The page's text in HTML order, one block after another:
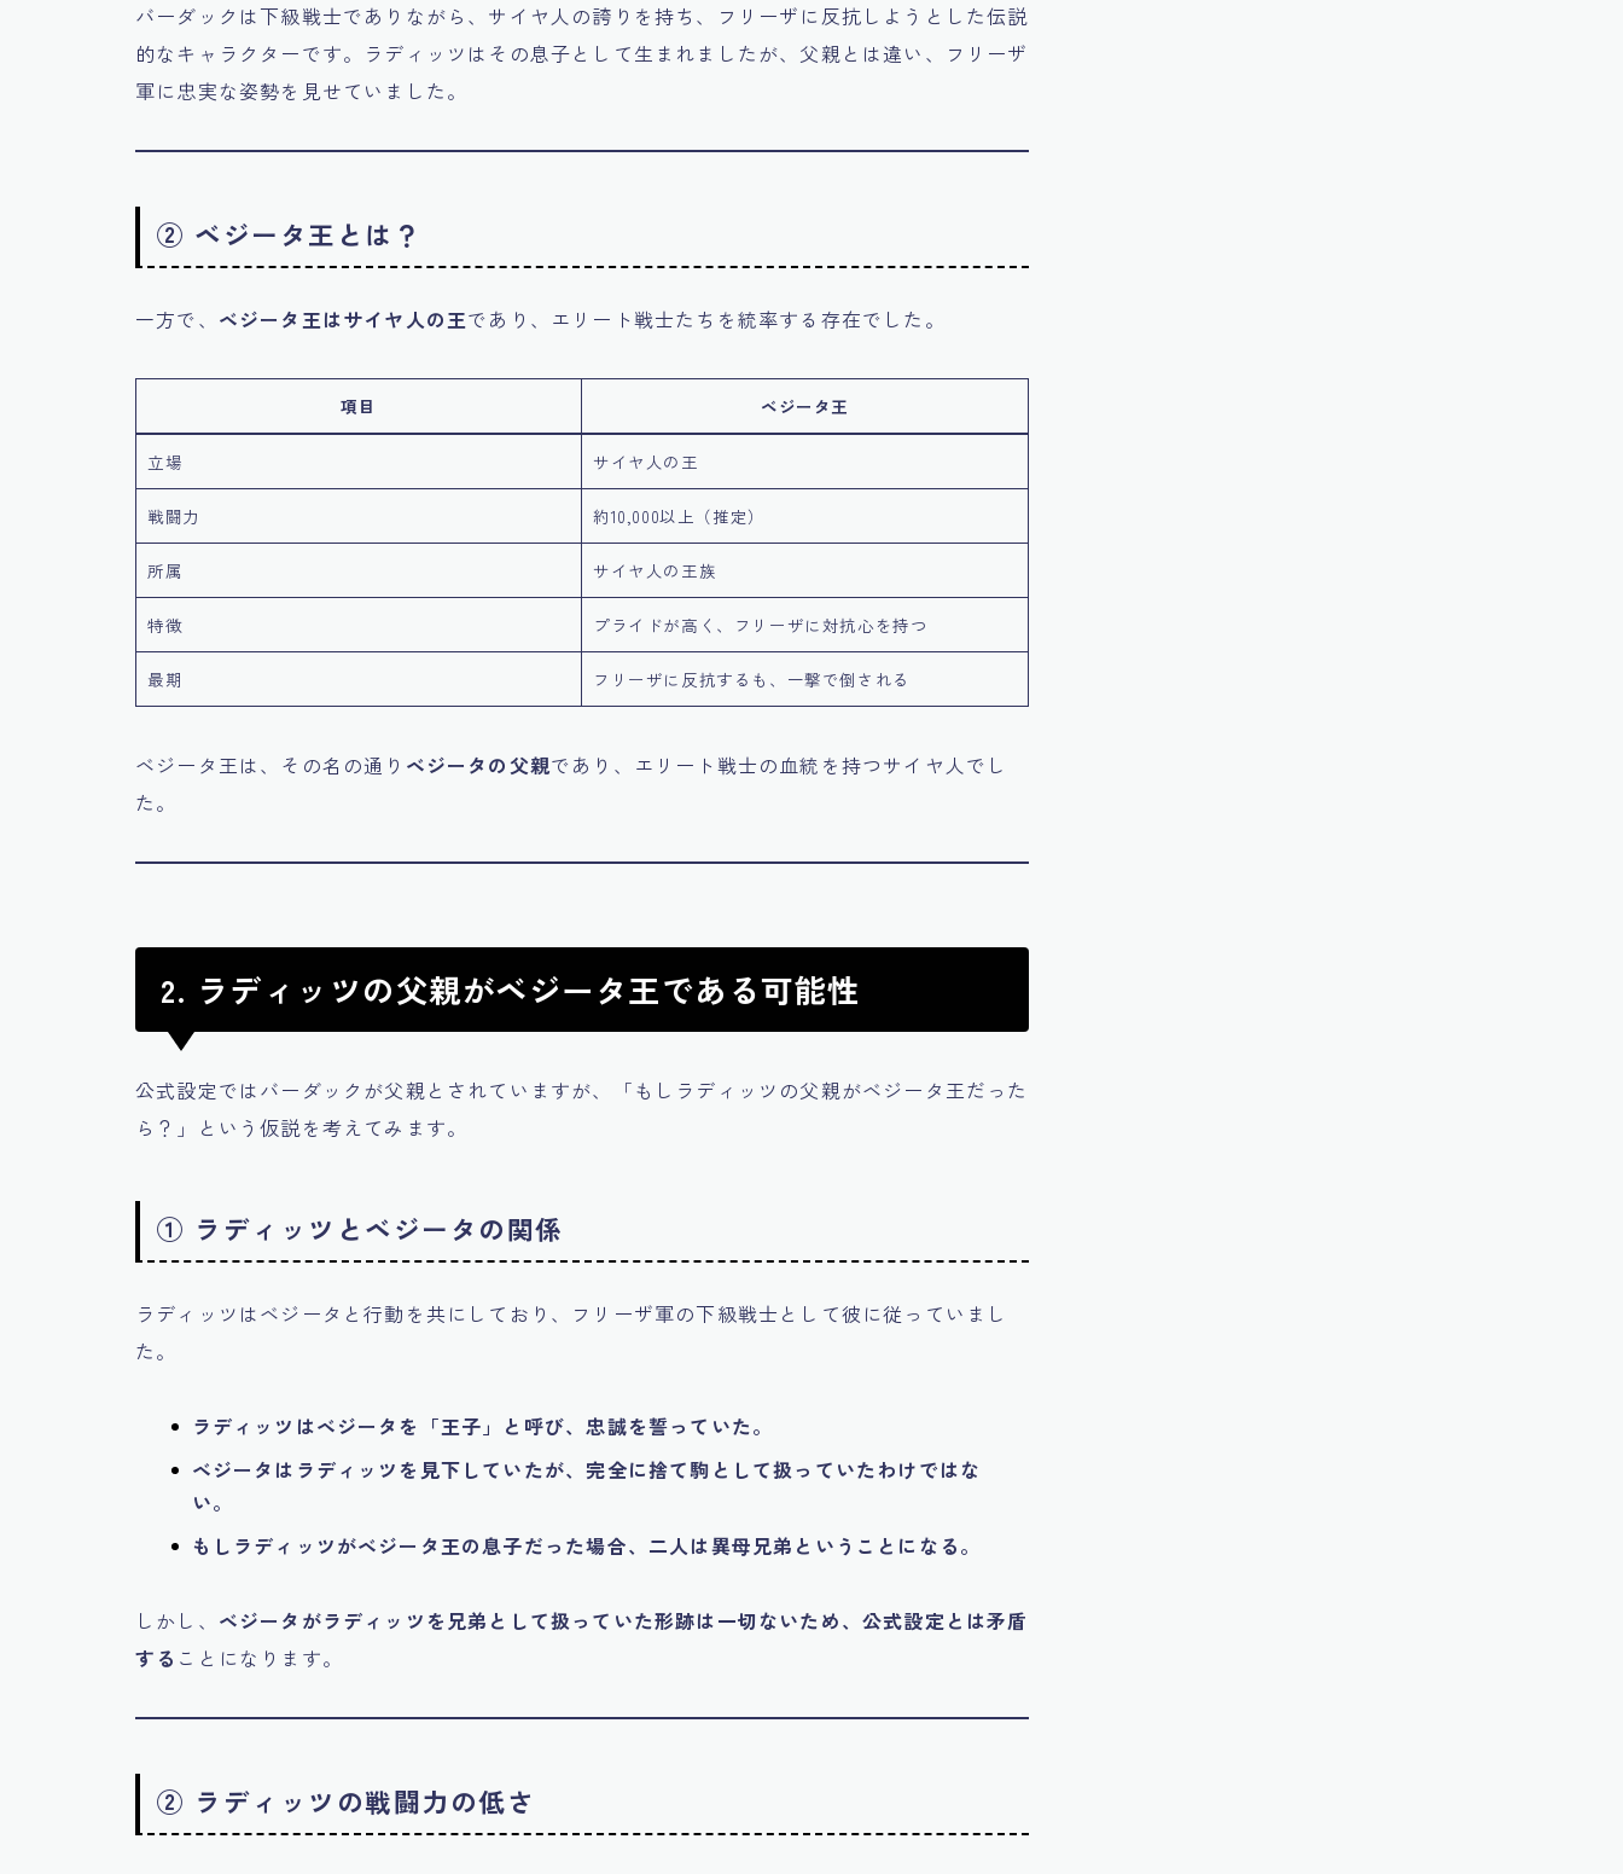
バーダックは下級戦士でありながら、サイヤ人の誇りを持ち、フリーザに反抗しようとした伝説
的なキャラクターです。ラディッツはその息子として生まれましたが、父親とは違い、フリーザ
軍に忠実な姿勢を見せていました。
② ベジータ王とは？
一方で、 ベジータ王はサイヤ人の王であり、エリート戦士たちを統率する存在でした。
項目 ベジータ王
立場 サイヤ人の王
戦闘力 約10,000以上（推定）
所属 サイヤ人の王族
特徴 プライドが高く、フリーザに対抗心を持つ
最期 フリーザに反抗するも、一撃で倒される
ベジータ王は、その名の通り ベジータの父親であり、エリート戦士の血統を持つサイヤ人でし
た。
2. ラディッツの父親がベジータ王である可能性
公式設定ではバーダックが父親とされていますが、「もしラディッツの父親がベジータ王だった
ら？」という仮説を考えてみます。
① ラディッツとベジータの関係
ラディッツはベジータと行動を共にしており、フリーザ軍の下級戦士として彼に従っていまし
た。
ラディッツはベジータを「王子」と呼び、忠誠を誓っていた。
ベジータはラディッツを見下していたが、完全に捨て駒として扱っていたわけではな
い。
もしラディッツがベジータ王の息子だった場合、二人は異母兄弟ということになる。
しかし、 ベジータがラディッツを兄弟として扱っていた形跡は一切ないため、公式設定とは矛盾
する ことになります。
② ラディッツの戦闘力の低さ